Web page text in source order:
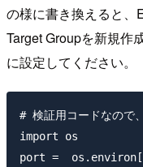
の様に書き換えると、
Target Groupを新規作
に設定してください。
# 検証用コードなので
import os
port =